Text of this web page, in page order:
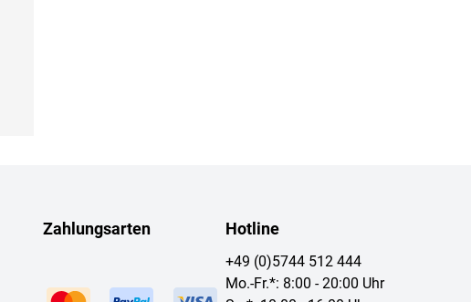
Zahlungsarten Hotline
+49 (0)5744 512 444
Mo.-Fr.*: 8:00 - 20:00 Uhr